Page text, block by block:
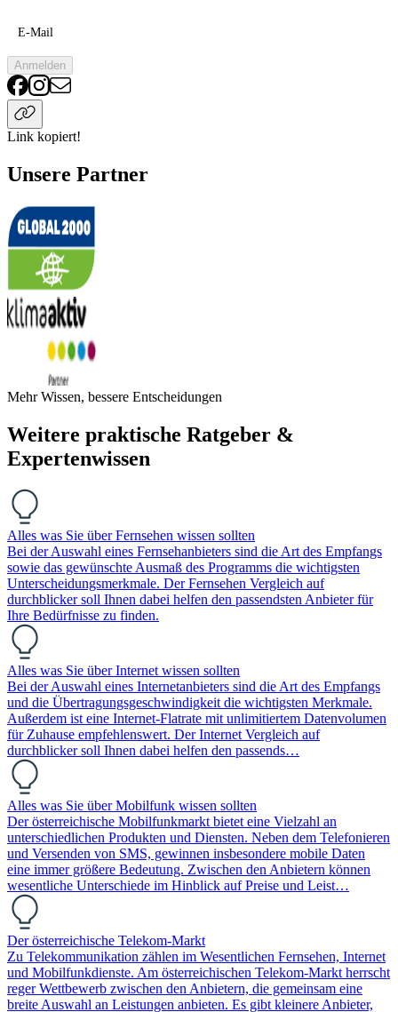
E-Mail
Anmelden
Link kopiert!
Unsere Partner
Mehr Wissen, bessere Entscheidungen
Weitere praktische Ratgeber &
Expertenwissen
Alles was Sie über Fernsehen wissen sollten
Bei der Auswahl eines Fernsehanbieters sind die Art des Empfangs
sowie das gewünschte Ausmaß des Programms die wichtigsten
Unterscheidungsmerkmale. Der Fernsehen Vergleich auf
durchblicker soll Ihnen dabei helfen den passendsten Anbieter für
Ihre Bedürfnisse zu finden.
Alles was Sie über Internet wissen sollten
Bei der Auswahl eines Internetanbieters sind die Art des Empfangs
und die Übertragungsgeschwindigkeit die wichtigsten Merkmale.
Außerdem ist eine Internet-Flatrate mit unlimitiertem Datenvolumen
für Zuhause empfehlenswert. Der Internet Vergleich auf
durchblicker soll Ihnen dabei helfen den passends…
Alles was Sie über Mobilfunk wissen sollten
Der österreichische Mobilfunkmarkt bietet eine Vielzahl an
unterschiedlichen Produkten und Diensten. Neben dem Telefonieren
und Versenden von SMS, gewinnen insbesondere mobile Daten
eine immer größere Bedeutung. Zwischen den Anbietern können
wesentliche Unterschiede im Hinblick auf Preise und Leist…
Der österreichische Telekom-Markt
Zu Telekommunikation zählen im Wesentlichen Fernsehen, Internet
und Mobilfunkdienste. Am österreichischen Telekom-Markt herrscht
reger Wettbewerb zwischen den Anbietern, die gemeinsam eine
breite Auswahl an Leistungen anbieten. Es gibt kleinere Anbieter,